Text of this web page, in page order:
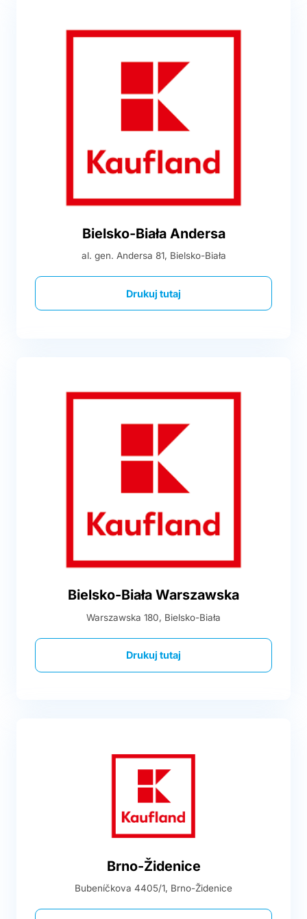
Bielsko-Biała Andersa
al. gen. Andersa 81, Bielsko-Biała
Drukuj tutaj
Bielsko-Biała Warszawska
Warszawska 180, Bielsko-Biała
Drukuj tutaj
Brno-Židenice
Bubeníčkova 4405/1, Brno-Židenice